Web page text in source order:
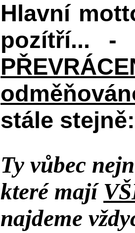
Hlavní
pozítří...
stále stejně:
Ty vůbec
které mají
najdeme